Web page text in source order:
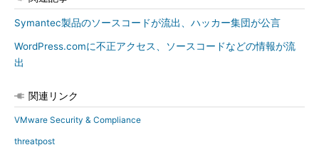
Symantec製品のソースコードが流出、ハッカー集団が公言
WordPress.comに不正アクセス、ソースコードなどの情報が流
出
関連リンク
VMware Security & Compliance
threatpost